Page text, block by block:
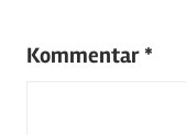
Kommentar *